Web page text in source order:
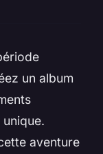
un album
aventure